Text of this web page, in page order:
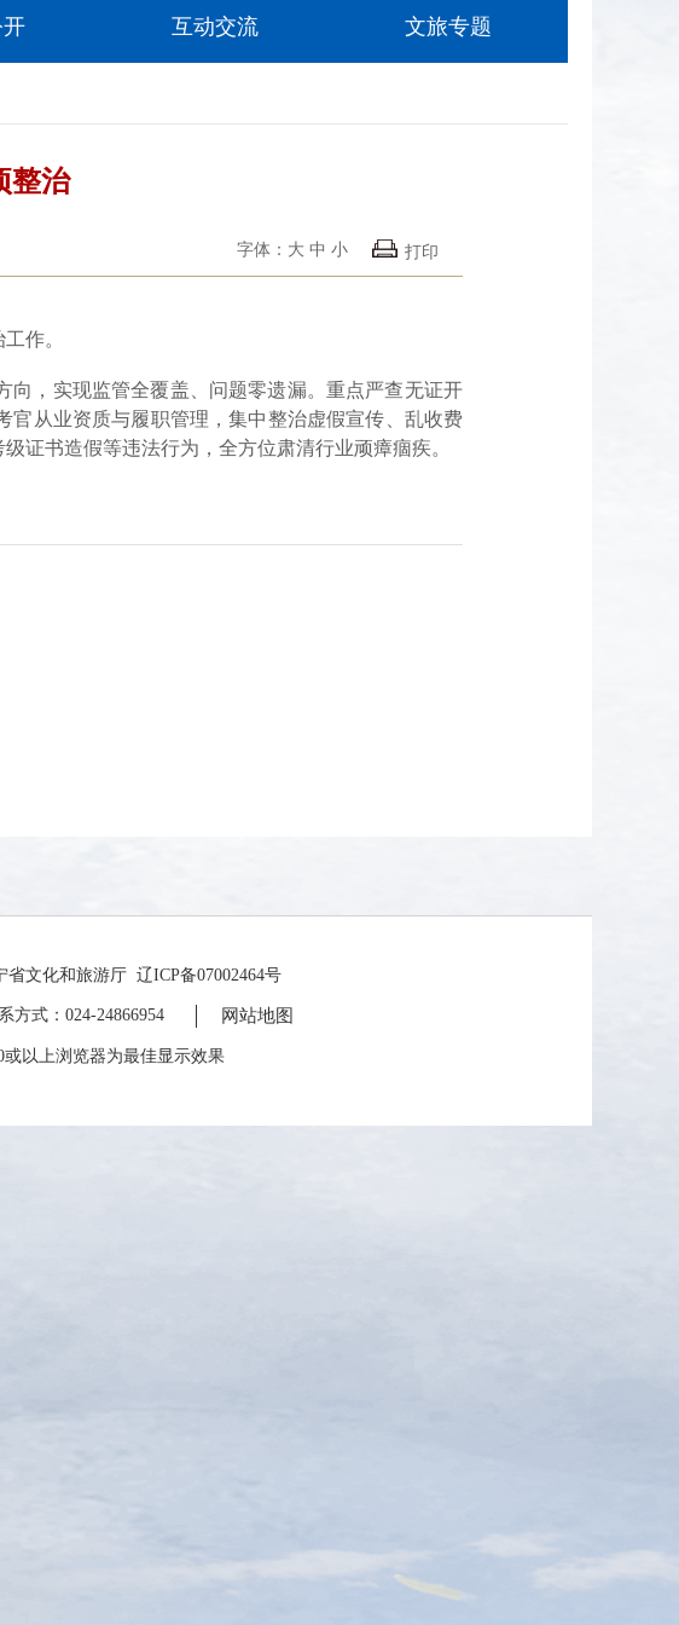
互动交流 文旅专题
整治
打印
字体： 大 中 小
作。
，实现监管全覆盖、问题零遗漏。重点严查无证开
官从业资质与履职管理，集中整治虚假宣传、乱收费
证书造假等违法行为，全方位肃清行业顽瘴痼疾。
文化和旅游厅 辽ICP备07002464号
方式：024-24866954 网站地图
以上浏览器为最佳显示效果